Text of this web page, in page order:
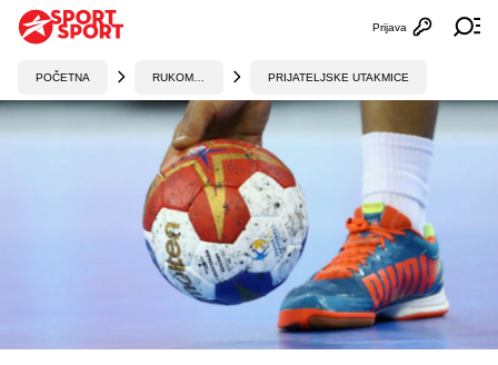
Otvori
Prijava
POČETNA PRIJATELJSKE UTAKMICE